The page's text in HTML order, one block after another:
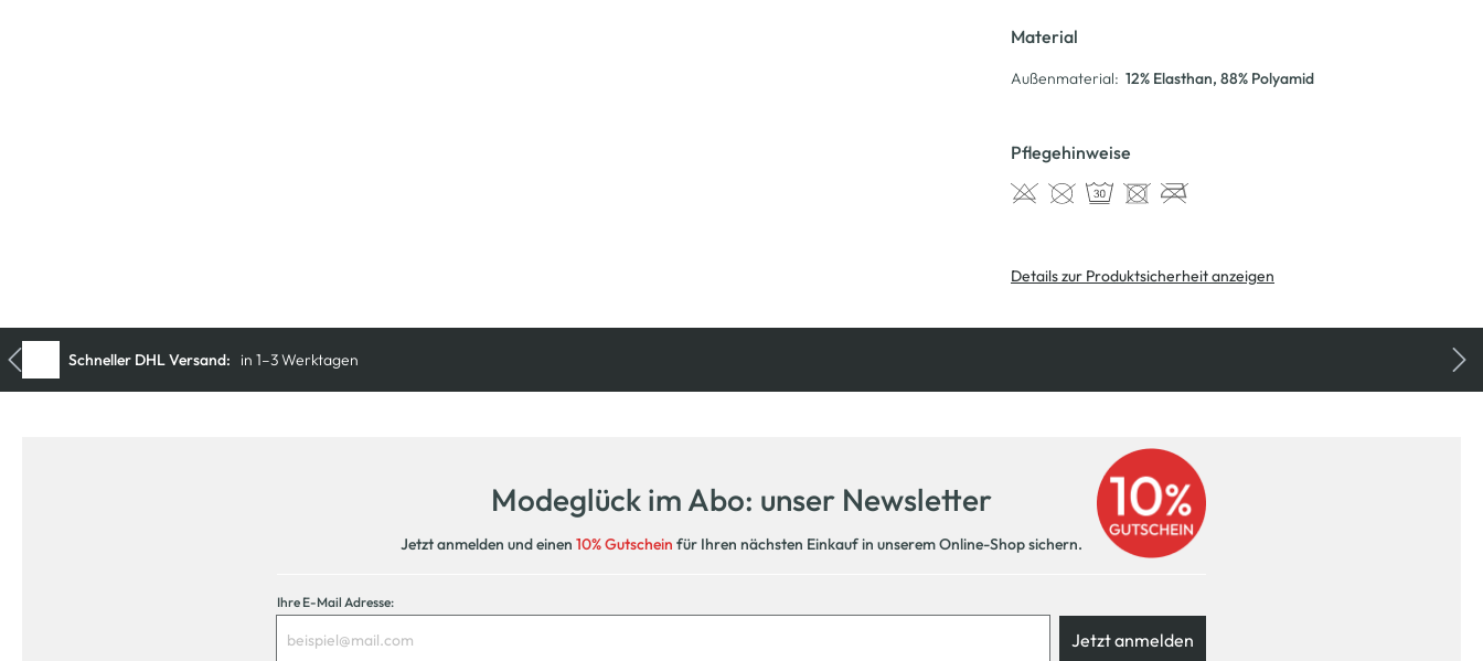
Material
Außenmaterial: 12% Elasthan, 88% Polyamid
Pflegehinweise
Details zur Produktsicherheit anzeigen
Modeglück im Abo: unser Newsletter
Jetzt anmelden und einen 10% Gutschein für Ihren nächsten Einkauf in unserem Online-Shop sichern.
Ihre E-Mail Adresse:
Jetzt anmelden